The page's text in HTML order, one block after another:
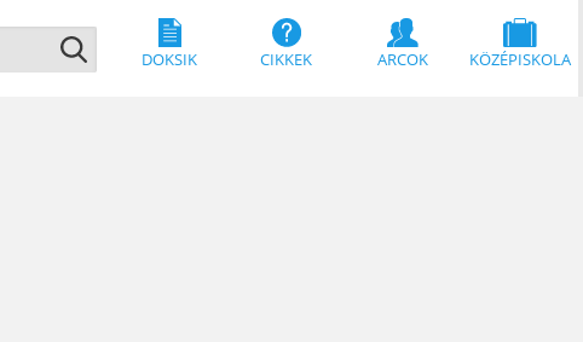
DOKSIK CIKKEK ARCOK KÖZÉPISKOLA